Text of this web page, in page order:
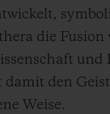
die Fusion
damit den
Weise.